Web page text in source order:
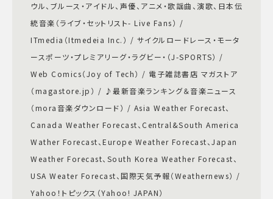
ウル、ブルース・アイドル、声優、アニメ・歌謡曲、演歌、日本伝
統音楽（ライブ・セットリスト- Live Fans） /
ITmedia（Itmedeia Inc.） / サイクルロードレース・モータ
ースポーツ・プレミアリーグ・ラグビー・（J-SPORTS） /
Web Comics（Joy of Tech） / 電子雑誌書店 マガストア
（magastore.jp） / ♪最新音楽ランキング＆音楽ニュース
（mora音楽ダウンロード） / Asia Weather Forecast、
Canada Weather Forecast、Central&South America
Wather Forecast、Europe Weather Forecast、Japan
Weather Forecast、South Korea Weather Forecast、
USA Weater Forecast、国際天気予報（Weathernews） /
Yahoo！トピックス（Yahoo! JAPAN）